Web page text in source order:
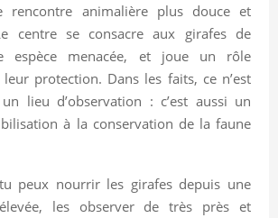
rencontre animalière plus douce et
centre se consacre aux girafes de
espèce menacée, et joue un rôle
protection. Dans les faits, ce n’est
lieu d’observation : c’est aussi un
à la conservation de la faune
peux nourrir les girafes depuis une
les observer de très près et